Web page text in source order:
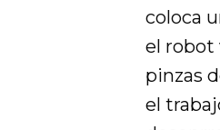
coloca
el robot
pinzas
el